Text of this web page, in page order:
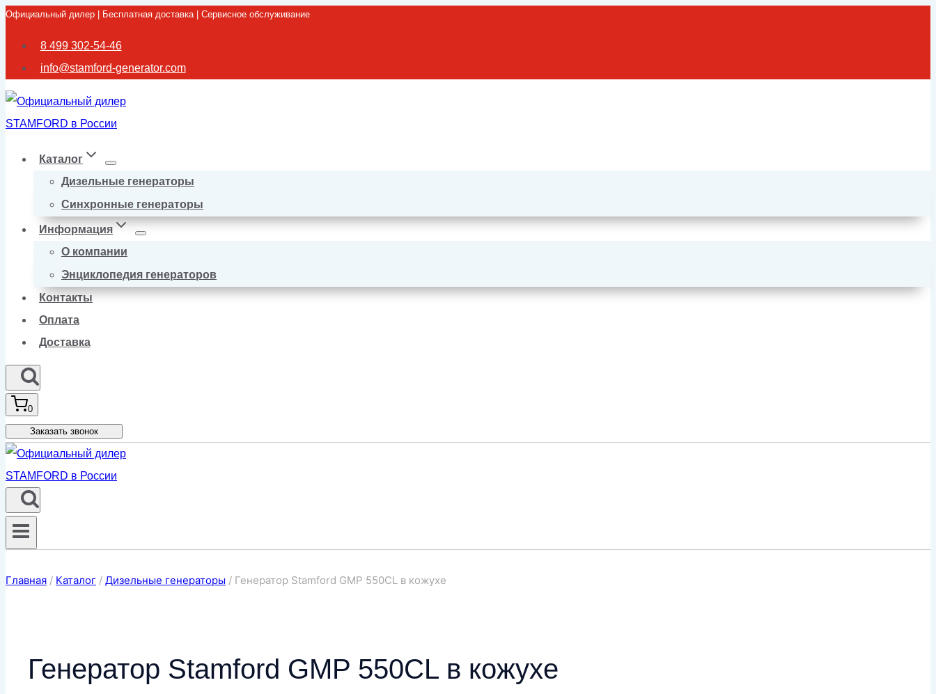
Перейти
Официальный дилер | Бесплатная доставка | Сервисное обслуживание
8 499 302-54-46
info@stamford-generator.com
Каталог
Дизельные генераторы
Синхронные генераторы
Информация
О компании
Энциклопедия генераторов
Контакты
Оплата
Доставка
0
Заказать звонок
Главная / Каталог / Дизельные генераторы / Генератор Stamford GMP 550CL в кожухе
Генератор Stamford GMP 550CL в кожухе